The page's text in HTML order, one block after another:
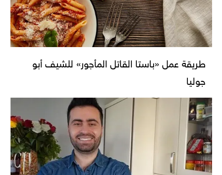
طريقة عمل «باستا القاتل المأجور» للشيف أبو
جوليا